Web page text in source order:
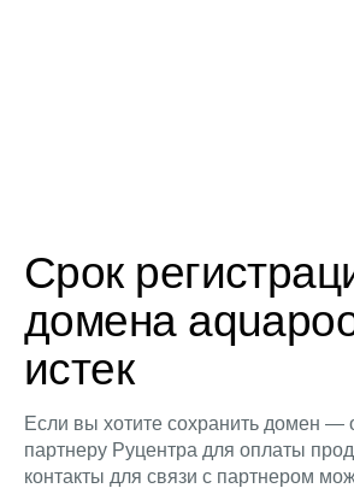
Срок
домена
истек
Если вы хотите сохранить домен —
партнеру Руцентра для оплаты
контакты для связи с партнером